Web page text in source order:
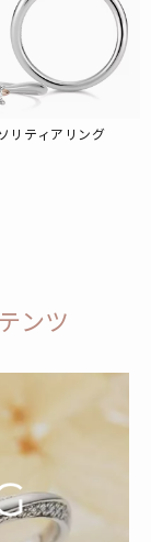
リティアリング
ンツ